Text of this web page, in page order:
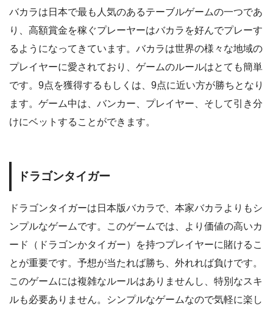
バカラは日本で最も人気のあるテーブルゲームの一つであ
り、高額賞金を稼ぐプレーヤーはバカラを好んでプレーす
るようになってきています。バカラは世界の様々な地域の
プレイヤーに愛されており、ゲームのルールはとても簡単
です。9点を獲得するもしくは、9点に近い方が勝ちとなり
ます。ゲーム中は、バンカー、プレイヤー、そして引き分
けにベットすることができます。
ドラゴンタイガー
ドラゴンタイガーは日本版バカラで、本家バカラよりもシ
ンプルなゲームです。このゲームでは、より価値の高いカ
ード（ドラゴンかタイガー）を持つプレイヤーに賭けるこ
とが重要です。予想が当たれば勝ち、外れれば負けです。
このゲームには複雑なルールはありませんし、特別なスキ
ルも必要ありません。シンプルなゲームなので気軽に楽し